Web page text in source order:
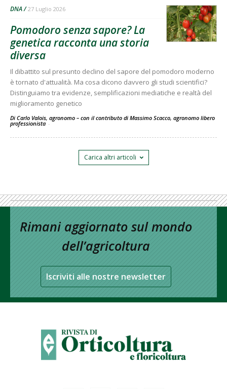
DNA 27 Luglio 2026
Pomodoro senza sapore? La
genetica racconta una storia
diversa
Il dibattito sul presunto declino del sapore del pomodoro moderno
è tornato d'attualità. Ma cosa dicono davvero gli studi scientifici?
Distinguiamo tra evidenze, semplificazioni mediatiche e realtà del
miglioramento genetico
Di Carlo Valois, agronomo – con il contributo di Massimo Scacco, agronomo libero
professionista -
Carica altri articoli
Rimani aggiornato sul mondo
dell’agricoltura
Iscriviti alle nostre newsletter